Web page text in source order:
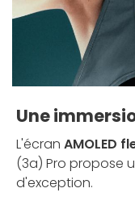
Une
L'écran AMOLED
(3a) Pro propose
d'exception.